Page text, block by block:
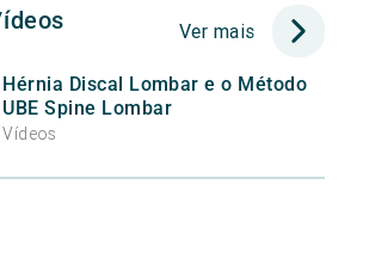
Ver mais
Hérnia Discal Lombar e o Método
UBE Spine Lombar
Vídeos